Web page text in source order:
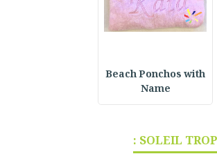
Beach Ponchos with
Name